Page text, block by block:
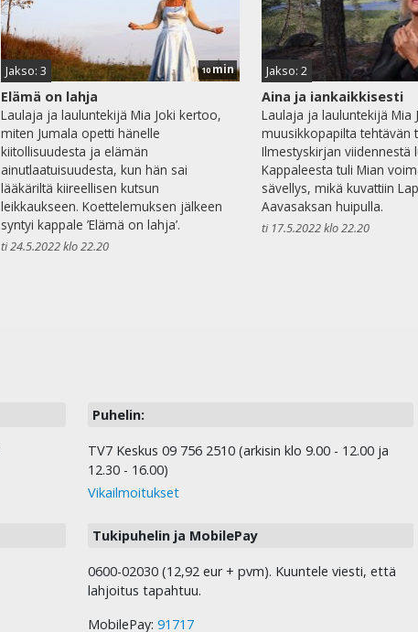
Jakso: 3 10min
Elämä on lahja
Laulaja ja lauluntekijä Mia Joki kertoo,
miten Jumala opetti hänelle
kiitollisuudesta ja elämän
ainutlaatuisuudesta, kun hän sai
lääkäriltä kiireellisen kutsun
leikkaukseen. Koettelemuksen jälkeen
syntyi kappale ’Elämä on lahja’.
ti 24.5.2022 klo 22.20
Jakso: 2
Aina ja iankaikkisesti
Laulaja ja lauluntekijä Mia
muusikkopapilta tehtävän
Ilmestyskirjan viidennestä
Kappaleesta tuli Mian
sävellys, mikä kuvattiin
Aavasaksan huipulla.
ti 17.5.2022 klo 22.20
Puhelin:
TV7 Keskus 09 756 2510 (arkisin klo 9.00 - 12.00 ja
12.30 - 16.00)
Vikailmoitukset
Tukipuhelin ja MobilePay
0600-02030 (12,92 eur + pvm). Kuuntele viesti, että
lahjoitus tapahtuu.
MobilePay: 91717